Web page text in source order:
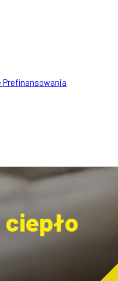
Prefinansowania